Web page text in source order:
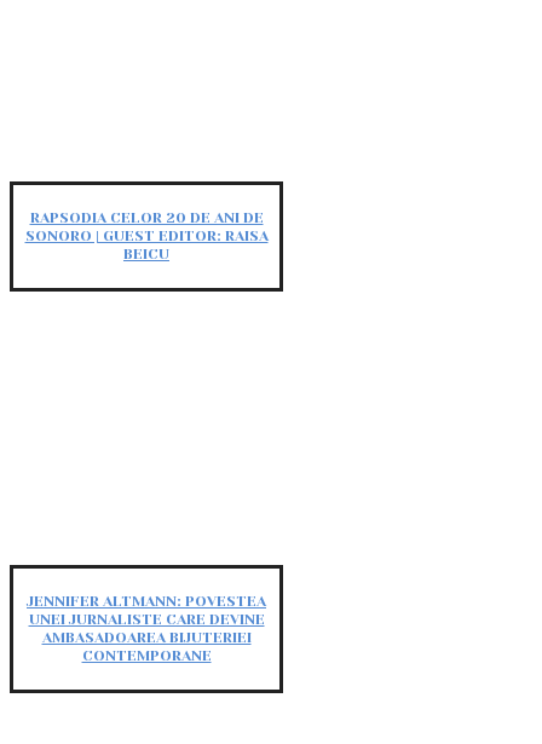
RAPSODIA CELOR 20 DE ANI DE
SONORO | GUEST EDITOR: RAISA
BEICU
JENNIFER ALTMANN: POVESTEA
UNEI JURNALISTE CARE DEVINE
AMBASADOAREA BIJUTERIEI
CONTEMPORANE